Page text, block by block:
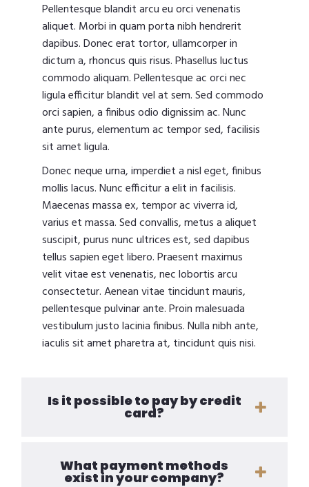
Pellentesque blandit arcu eu orci venenatis
aliquet. Morbi in quam porta nibh hendrerit
dapibus. Donec erat tortor, ullamcorper in
dictum a, rhoncus quis risus. Phasellus luctus
commodo aliquam. Pellentesque ac orci nec
ligula efficitur blandit vel at sem. Sed commodo
orci sapien, a finibus odio dignissim ac. Nunc
ante purus, elementum ac tempor sed, facilisis
sit amet ligula.
Donec neque urna, imperdiet a nisl eget, finibus
mollis lacus. Nunc efficitur a elit in facilisis.
Maecenas massa ex, tempor ac viverra id,
varius et massa. Sed convallis, metus a aliquet
suscipit, purus nunc ultrices est, sed dapibus
tellus sapien eget libero. Praesent maximus
velit vitae est venenatis, nec lobortis arcu
consectetur. Aenean vitae tincidunt mauris,
pellentesque pulvinar ante. Proin malesuada
vestibulum justo lacinia finibus. Nulla nibh ante,
iaculis sit amet pharetra at, tincidunt quis nisi.
Is it possible to pay by credit
card?
What payment methods
exist in your company?